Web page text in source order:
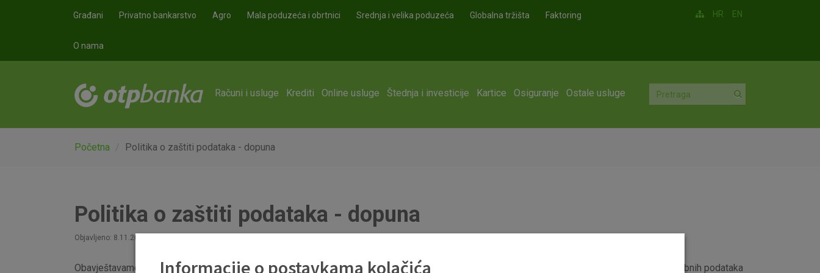
Građani Privatno bankarstvo Agro Mala poduzeća i obrtnici Srednja i velika poduzeća Globalna tržišta Faktoring
O nama
HR EN
Računi i usluge Krediti Online usluge Štednja i investicije Kartice Osiguranje Ostale usluge
Početna Politika o zaštiti podataka - dopuna
Politika o zaštiti podataka - dopuna
Objavljeno: 8.11.2023
Obavještavamo Vas kako će dana 24.11.2023. stupiti na snagu ažurirana Politika o zaštiti podataka. Dopune se odnose na točku II.4. Obrada osobnih podataka
Informacije o postavkama kolačića